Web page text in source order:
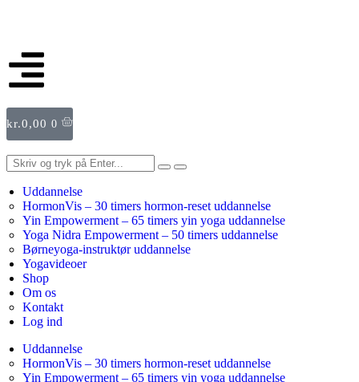
kr.0,00 0
Uddannelse
HormonVis – 30 timers hormon-reset uddannelse
Yin Empowerment – 65 timers yin yoga uddannelse
Yoga Nidra Empowerment – 50 timers uddannelse
Børneyoga-instruktør uddannelse
Yogavideoer
Shop
Om os
Kontakt
Log ind
Uddannelse
HormonVis – 30 timers hormon-reset uddannelse
Yin Empowerment – 65 timers yin yoga uddannelse